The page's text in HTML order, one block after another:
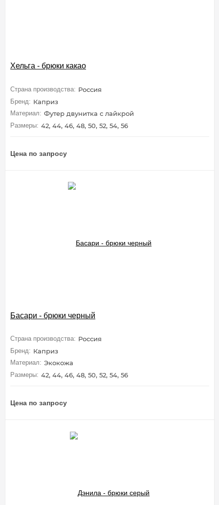
Хельга - брюки какао
Страна производства: Россия
Бренд: Каприз
Материал: Футер двунитка с лайкрой
Размеры: 42, 44, 46, 48, 50, 52, 54, 56
Цена по запросу
Басари - брюки черный
Страна производства: Россия
Бренд: Каприз
Материал: Экокожа
Размеры: 42, 44, 46, 48, 50, 52, 54, 56
Цена по запросу